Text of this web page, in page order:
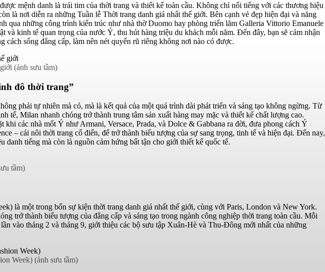
mệnh danh là trái tim của thời trang và thiết kế toàn cầu. Không chỉ nổi tiếng với các thương hiệu
là nơi diễn ra những Tuần lễ Thời trang danh giá nhất thế giới. Bên cạnh vẻ đẹp hiện đại và năng
qua những công trình kiến trúc như nhà thờ Duomo hay phòng triển lãm Galleria Vittorio Emanuele
và kinh tế quan trọng của nước Ý, thu hút hàng triệu du khách mỗi năm. Đến đây, bạn sẽ cảm nhận
cách sống đẳng cấp, làm nên nét quyến rũ riêng không nơi nào có được.
(ảnh sưu tầm)
đô thời trang”
phải tự nhiên mà có, mà là kết quả của một quá trình dài phát triển và sáng tạo không ngừng. Từ
tế, Milan nhanh chóng trở thành trung tâm sản xuất hàng may mặc và thiết kế chất lượng cao.
khi các nhà mốt Ý như Armani, Versace, Prada, và Dolce & Gabbana ra đời, đưa phong cách Ý
– cái nôi thời trang cổ điển, để trở thành biểu tượng của sự sang trọng, tinh tế và hiện đại. Đến nay,
tiếng mà còn là nguồn cảm hứng bất tận cho giới thiết kế quốc tế.
tầm)
là một trong bốn sự kiện thời trang danh giá nhất thế giới, cùng với Paris, London và New York.
trở thành biểu tượng của đẳng cấp và sáng tạo trong ngành công nghiệp thời trang toàn cầu. Mỗi
vào tháng 2 và tháng 9, giới thiệu các bộ sưu tập Xuân-Hè và Thu-Đông mới nhất của những
Week) (ảnh sưu tầm)